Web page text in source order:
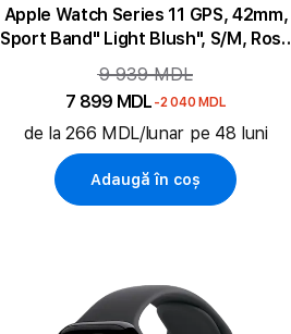
Apple Watch Series 11 GPS, 42mm,
Sport Band" Light Blush", S/M, Rose
Gold Aluminium
9 939 MDL
7 899 MDL -2 040 MDL
de la 266 MDL/lunar pe 48 luni
Adaugă în coș